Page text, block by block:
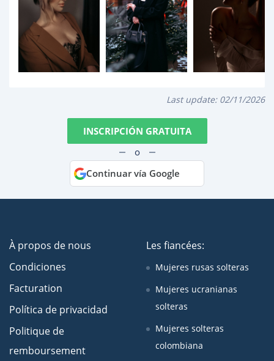
Last update: 02/11/2026
INSCRIPCIÓN GRATUITA
o
Continuar vía Google
À propos de nous
Condiciones
Facturation
Política de privacidad
Politique de
remboursement
Les fiancées:
Mujeres rusas solteras
Mujeres ucranianas
solteras
Mujeres solteras
colombiana